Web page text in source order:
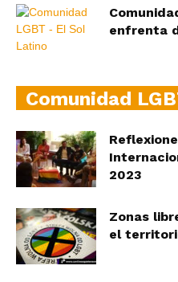
enfrenta
Comunidad
2023
Zonas
el